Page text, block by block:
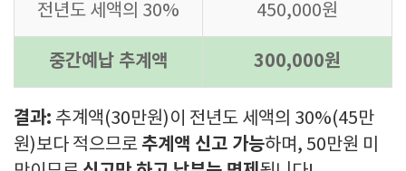
전년도 세액의 30% 450,000원
중간예납 추계액 300,000원
결과: 추계액(30만원)이 전년도 세액의 30%(45만
원)보다 적으므로 추계액 신고 가능하며, 50만원 미